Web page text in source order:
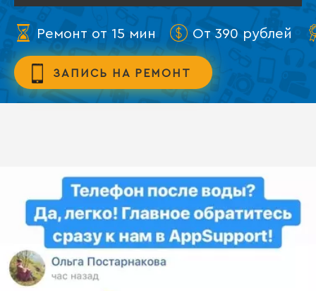
Ремонт от 15 мин От 390 рублей
ЗАПИСЬ НА РЕМОНТ